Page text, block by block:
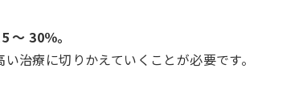
～ 30％。
治療に切りかえていくことが必要です。